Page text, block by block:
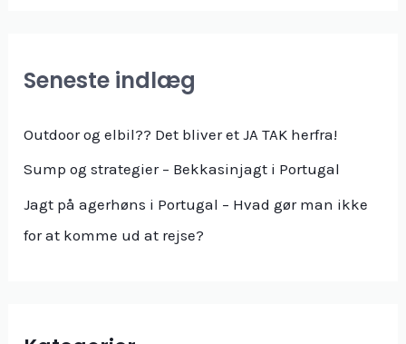
f
e
r
Seneste indlæg
Outdoor og elbil?? Det bliver et JA TAK herfra!
Sump og strategier – Bekkasinjagt i Portugal
Jagt på agerhøns i Portugal – Hvad gør man ikke
for at komme ud at rejse?